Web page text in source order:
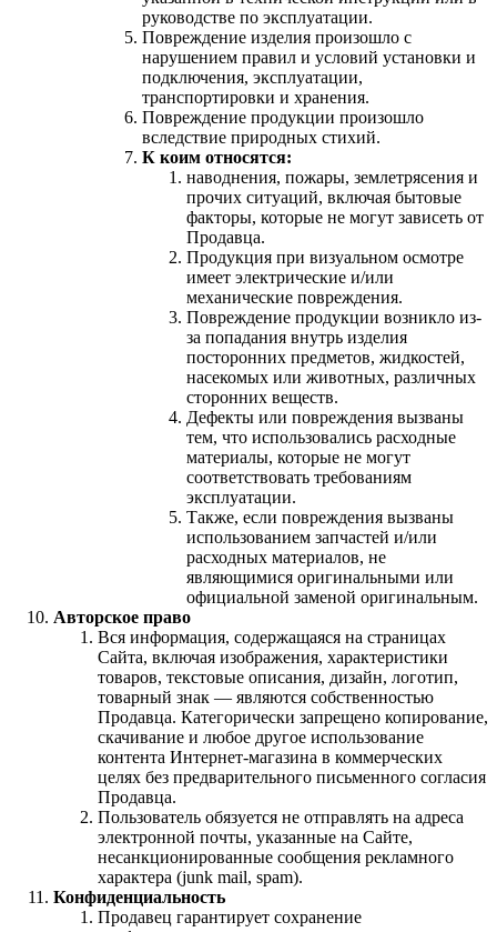
руководстве по эксплуатации.
Повреждение изделия произошло с
нарушением правил и условий установки и
подключения, эксплуатации,
транспортировки и хранения.
Повреждение продукции произошло
вследствие природных стихий.
К коим относятся:
наводнения, пожары, землетрясения и
прочих ситуаций, включая бытовые
факторы, которые не могут зависеть от
Продавца.
Продукция при визуальном осмотре
имеет электрические и/или
механические повреждения.
Повреждение продукции возникло из-
за попадания внутрь изделия
посторонних предметов, жидкостей,
насекомых или животных, различных
сторонних веществ.
Дефекты или повреждения вызваны
тем, что использовались расходные
материалы, которые не могут
соответствовать требованиям
эксплуатации.
Также, если повреждения вызваны
использованием запчастей и/или
расходных материалов, не
являющимися оригинальными или
официальной заменой оригинальным.
Авторское право
Вся информация, содержащаяся на страницах
Сайта, включая изображения, характеристики
товаров, текстовые описания, дизайн, логотип,
товарный знак — являются собственностью
Продавца. Категорически запрещено копирование,
скачивание и любое другое использование
контента Интернет-магазина в коммерческих
целях без предварительного письменного согласия
Продавца.
Пользователь обязуется не отправлять на адреса
электронной почты, указанные на Сайте,
несанкционированные сообщения рекламного
характера (junk mail, spam).
Конфиденциальность
Продавец гарантирует сохранение